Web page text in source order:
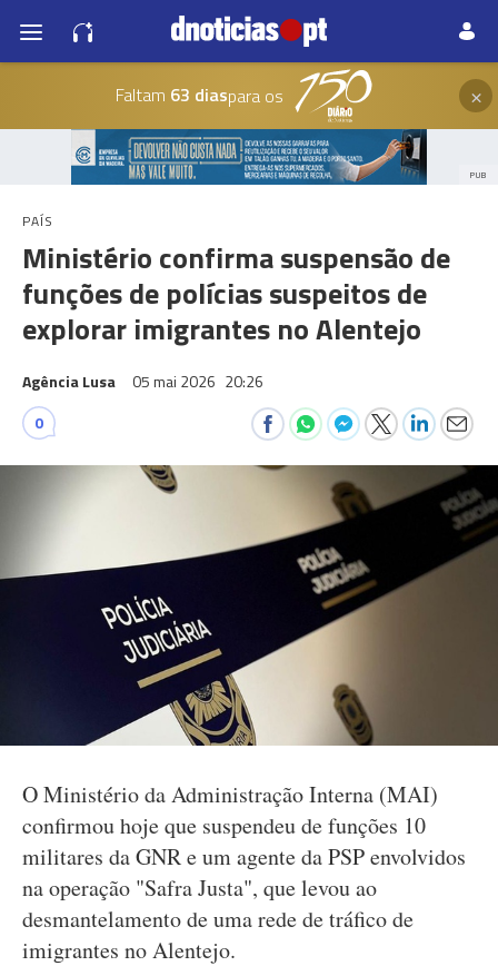
Faltam 63 diaspara os ×
PUB
PAÍS
Ministério confirma suspensão de
funções de polícias suspeitos de
explorar imigrantes no Alentejo
Agência Lusa 05 mai 2026 20:26
0
O Ministério da Administração Interna (MAI)
confirmou hoje que suspendeu de funções 10
militares da GNR e um agente da PSP envolvidos
na operação "Safra Justa", que levou ao
desmantelamento de uma rede de tráfico de
imigrantes no Alentejo.